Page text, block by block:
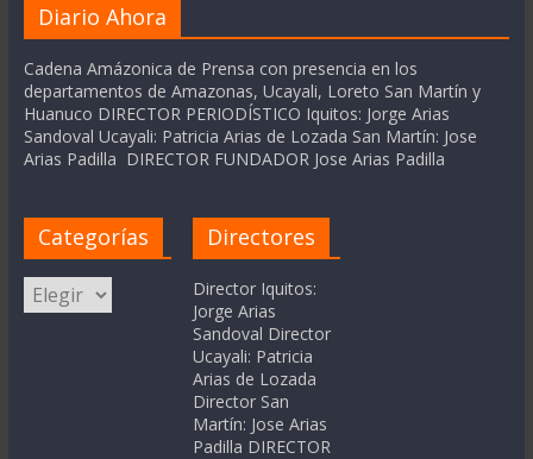
Diario Ahora
Cadena Amázonica de Prensa con presencia en los
departamentos de Amazonas, Ucayali, Loreto San Martín y
Huanuco DIRECTOR PERIODÍSTICO Iquitos: Jorge Arias
Sandoval Ucayali: Patricia Arias de Lozada San Martín: Jose
Arias Padilla DIRECTOR FUNDADOR Jose Arias Padilla
Categorías
Categorías
Directores
Director Iquitos:
Jorge Arias
Sandoval Director
Ucayali: Patricia
Arias de Lozada
Director San
Martín: Jose Arias
Padilla DIRECTOR